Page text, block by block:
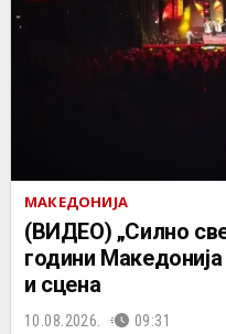
МАКЕДОНИЈА
(ВИДЕО) „Силно
години
и сцена
10.08.2026. 09:31